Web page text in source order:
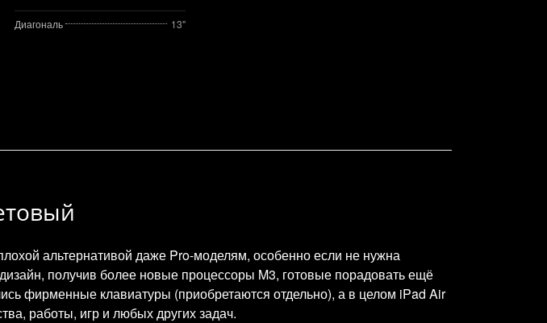
Диагональ 13"
альтернативой даже Pro-моделям, особенно если не нужна
получив более новые процессоры M3, готовые порадовать ещё
фирменные клавиатуры (приобретаются отдельно), а в целом iPad Air
работы, игр и любых других задач.